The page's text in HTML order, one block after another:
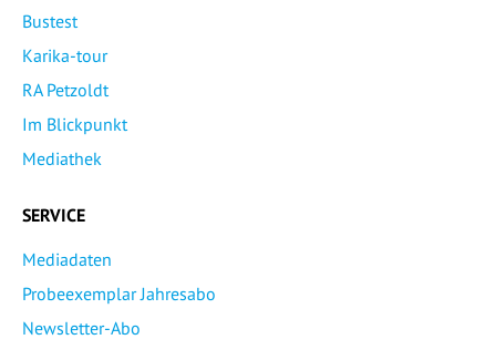
Bustest
Karika-tour
RA Petzoldt
Im Blickpunkt
Mediathek
SERVICE
Mediadaten
Probeexemplar Jahresabo
Newsletter-Abo